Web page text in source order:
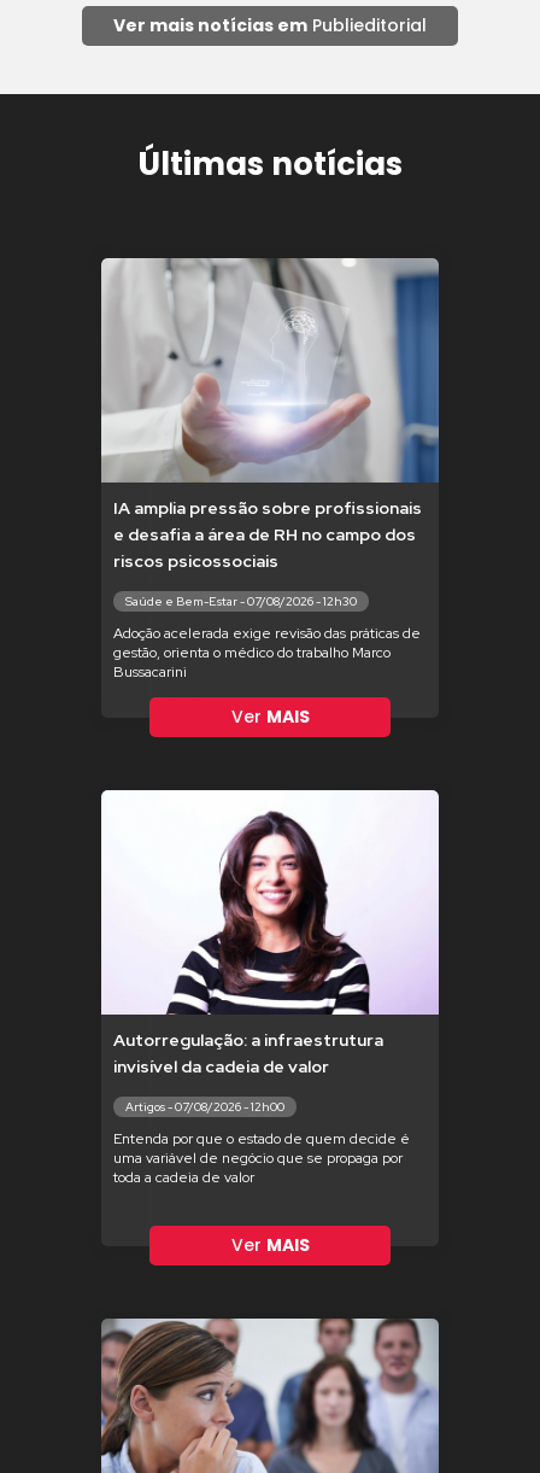
Ver mais notícias em Publieditorial
Últimas notícias
IA amplia pressão sobre profissionais
e desafia a área de RH no campo dos
riscos psicossociais
Saúde e Bem-Estar - 07/08/2026 - 12h30
Adoção acelerada exige revisão das práticas de
gestão, orienta o médico do trabalho Marco
Bussacarini
Ver MAIS
Autorregulação: a infraestrutura
invisível da cadeia de valor
Artigos - 07/08/2026 - 12h00
Entenda por que o estado de quem decide é
uma variável de negócio que se propaga por
toda a cadeia de valor
Ver MAIS